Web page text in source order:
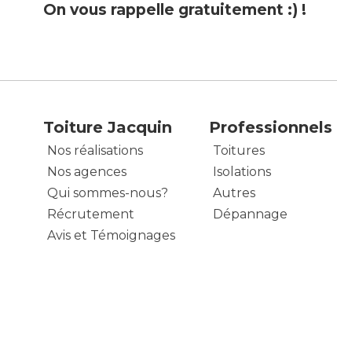
On vous rappelle gratuitement :) !
Toiture Jacquin
Nos réalisations
Nos agences
Qui sommes-nous?
Récrutement
Avis et Témoignages
Professionnels
Toitures
Isolations
Autres
Dépannage